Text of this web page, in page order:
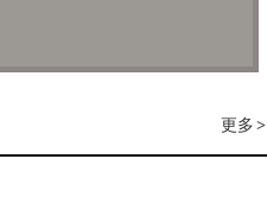
Street生态系统的合作无疑
更多 >